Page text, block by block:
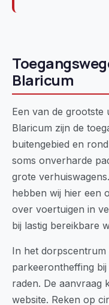
Blaricum
Een van de grootste
Blaricum zijn de
buitengebied en
soms onverharde
grote
hebben wij hier een
over voertuigen in
bij lastig bereikbare
In het dorpscentrum
parkeerontheffing
raden. De aanvraag
website. Reken op